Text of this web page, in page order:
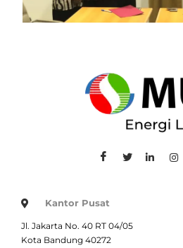
Kantor Pusat
Jl. Jakarta No. 40 RT 04/05
Kota Bandung 40272